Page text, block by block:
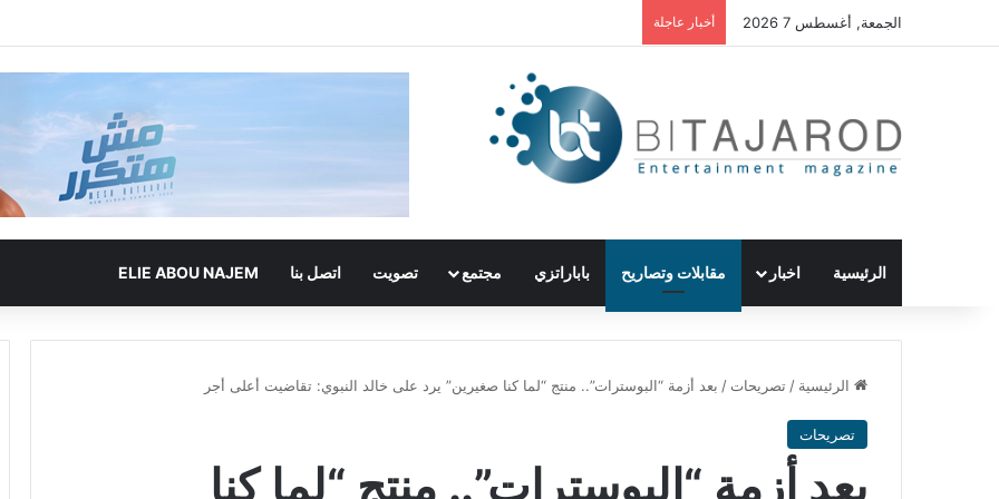
الجمعة, أغسطس 7 2026 أخبار عاجلة
الرئيسية اخبار مقابلات وتصاريح باباراتزي مجتمع تصويت اتصل بنا ELIE ABOU NAJEM
الرئيسية / تصريحات / بعد أزمة “البوسترات”.. منتج “لما كنا صغيرين” يرد على خالد النبوي: تقاضيت أعلى أجر
تصريحات
بعد أزمة “البوسترات”.. منتج “لما كنا